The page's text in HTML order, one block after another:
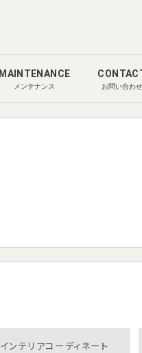
MAINTENANCE
メンテナンス お問い合わせ
インテリアコーディネート